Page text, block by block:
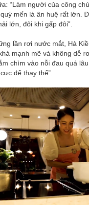
“Làm người của công
mến là ân huệ rất lớn.
lớn, đôi khi gấp đôi”.
lần rơi nước mắt, Hà
mạnh mẽ và không dễ
chìm vào nỗi đau quá
để thay thế”.